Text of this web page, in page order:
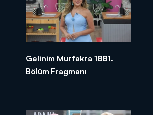
Gelinim Mutfakta 1881.
Bölüm Fragmanı